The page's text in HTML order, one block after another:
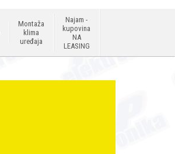
Montaža
klima
uređaja
Najam -
kupovina
NA
LEASING